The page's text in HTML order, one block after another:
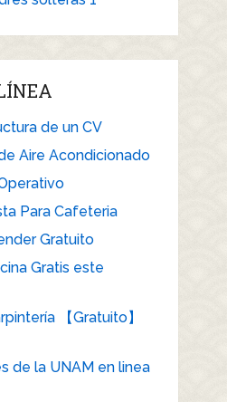
de un CV
Aire Acondicionado
Para Cafeteria
Gratuito
Gratis este
【Gratuito】
de la UNAM en linea